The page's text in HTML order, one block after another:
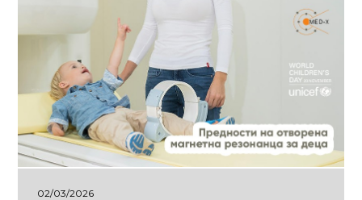
02/03/2026